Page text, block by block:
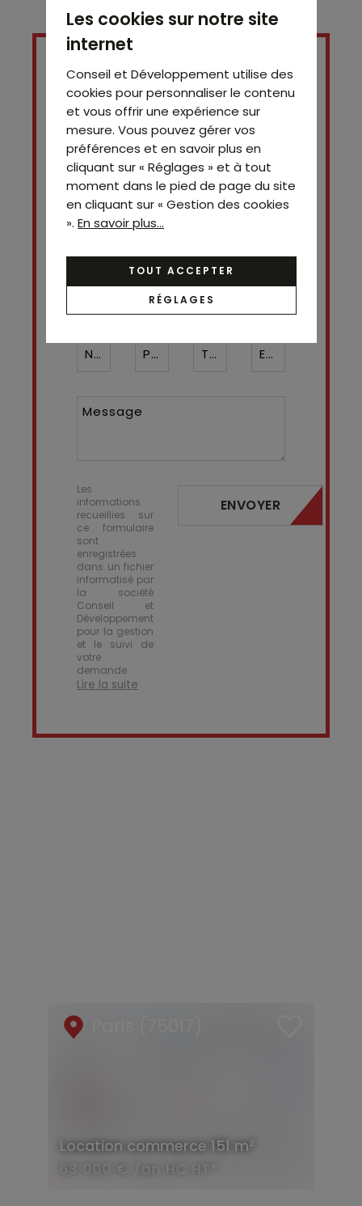
Contact
0698914317
Nom* Prénom Téléphone ¹* Email*
Message
Les
informations
recueillies sur
ce formulaire
sont
enregistrées
dans un fichier
informatisé par
la société
Conseil et
Développement
pour la gestion
et le suivi de
votre
demande.
Lire la suite
ENVOYER
Location commerce 151 m²
63 000 € /an HC HT*
Les cookies sur notre site
internet
Conseil et Développement utilise des
cookies pour personnaliser le contenu
et vous offrir une expérience sur
mesure. Vous pouvez gérer vos
préférences et en savoir plus en
cliquant sur « Réglages » et à tout
moment dans le pied de page du site
en cliquant sur « Gestion des cookies
». En savoir plus...
TOUT ACCEPTER
RÉGLAGES